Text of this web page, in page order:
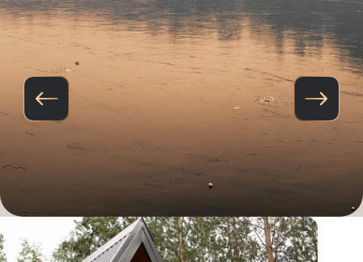
Средний A-
frame
10.000 руб/сутки